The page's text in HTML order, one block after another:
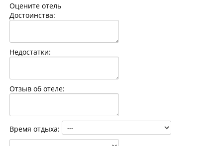
Страны
Оцените отель
Достоинства:
Недостатки:
Отзыв об отеле:
Время отдыха: